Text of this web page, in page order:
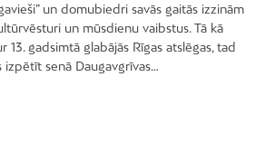
un domubiedri savās gaitās izzinām
un mūsdienu vaibstus. Tā kā
13. gadsimtā glabājās Rīgas atslēgas, tad
izpētīt senā Daugavgrīvas…